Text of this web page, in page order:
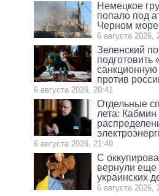
Немецкое
попало под
Черном
6 августа 2026,
Зеленский
подготовить
против
6 августа 2026, 20:41
Отдельные
лета:
6 августа 2026, 21:49
С
вернули еще
украинских
6 августа 2026,